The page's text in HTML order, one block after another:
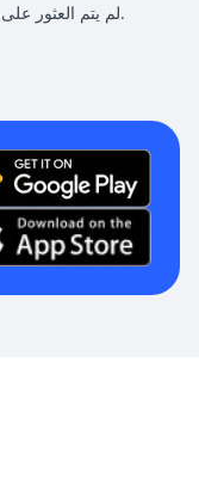
لم يتم العثور على مقالات مطابقة للبحث الذي تم تحديده.